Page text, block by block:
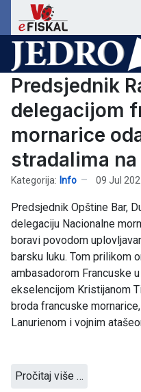
Predsjednik
delegacijom
mornarice
stradalima
Kategorija: Info 09 Jul
Predsjednik Opštine Bar,
delegaciju Nacionalne
boravi povodom
barsku luku. Tom prilikom
ambasadorom Francuske
ekselencijom Kristijanom
broda francuske
Lanurienom i vojnim
Pročitaj više …